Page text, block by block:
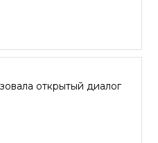
открытый диалог